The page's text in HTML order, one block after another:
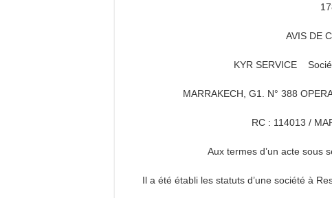
AVIS DE
KYR SERVICE
MARRAKECH, G1. N° 388
RC : 114013 /
Aux termes d’un acte sous
Il a été établi les statuts d’une société à